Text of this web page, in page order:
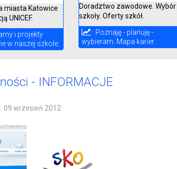
miasta Katowice
UNICEF.
i projekty
w naszej szkole.
Doradztwo zawodowe. Wybór
szkoły. Oferty szkół.
Poznaję - planuję -
wybieram. Mapa karier.
- INFORMACJE
09 wrzesień 2012